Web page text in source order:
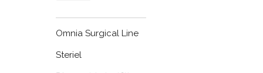
Omnia Surgical Line
Steriel